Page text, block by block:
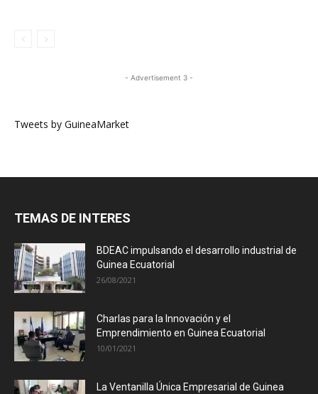
- Advertisement 3 -
Tweets by GuineaMarket
TEMAS DE INTERES
BDEAC impulsando el desarrollo industrial de
Guinea Ecuatorial
26/08/2021
Charlas para la Innovación y el
Emprendimiento en Guinea Ecuatorial
10/01/2021
La Ventanilla Única Empresarial de Guinea